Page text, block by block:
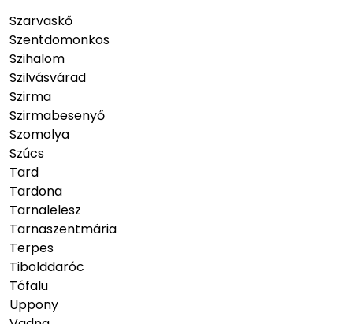
Szarvaskő
Szentdomonkos
Szihalom
Szilvásvárad
Szirma
Szirmabesenyő
Szomolya
Szúcs
Tard
Tardona
Tarnalelesz
Tarnaszentmária
Terpes
Tibolddaróc
Tófalu
Uppony